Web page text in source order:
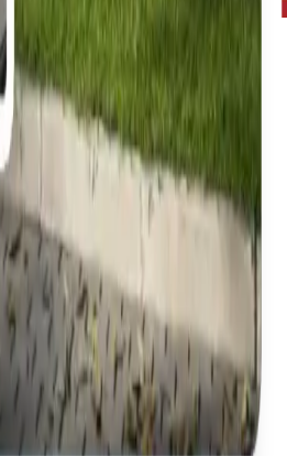
Immobilienplattform. Finden
in ganz Ägypten auf The
Platform